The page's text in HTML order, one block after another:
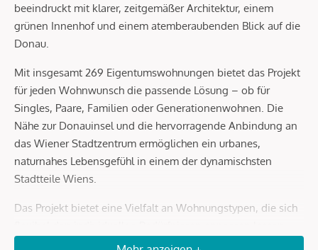
beeindruckt mit klarer, zeitgemäßer Architektur, einem
grünen Innenhof und einem atemberaubenden Blick auf die
Donau.
Mit insgesamt 269 Eigentumswohnungen bietet das Projekt
für jeden Wohnwunsch die passende Lösung – ob für
Singles, Paare, Familien oder Generationenwohnen. Die
Nähe zur Donauinsel und die hervorragende Anbindung an
das Wiener Stadtzentrum ermöglichen ein urbanes,
naturnahes Lebensgefühl in einem der dynamischsten
Stadtteile Wiens.
Das Projekt bietet eine Vielfalt an Wohnungstypen, die sich
Die sorgfältig gestalteten 2- bis 4-Zimmer-Wohnungen